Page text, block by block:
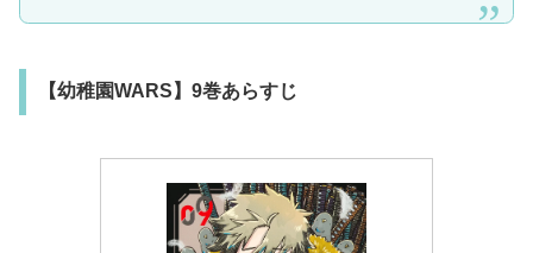
【幼稚園WARS】9巻あらすじ